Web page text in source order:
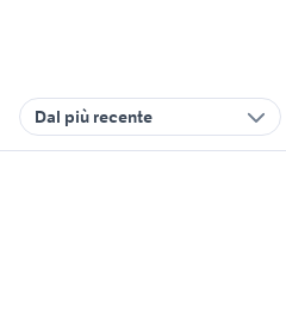
Dal più recente